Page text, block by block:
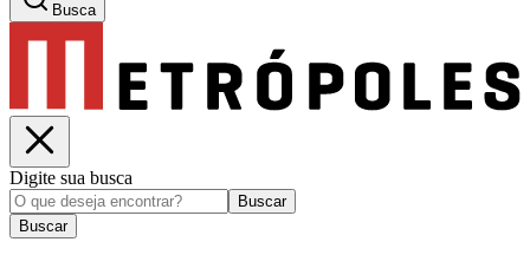
Busca
Digite sua busca
Buscar
Buscar